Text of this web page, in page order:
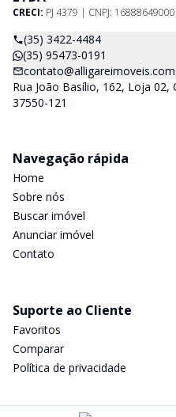
CRECI: PJ 4379 | CNPJ:
(35) 3422-4484
(35) 95473-0191
Rua João Basílio, 162, Loja
37550-121
Navegação rápida
Home
Sobre nós
Buscar imóvel
Anunciar imóvel
Contato
Suporte ao Cliente
Favoritos
Comparar
Política de privacidade